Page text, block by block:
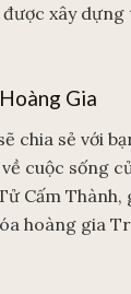
xây dựng
Gia
chia sẻ với
cuộc sống
Cấm Thành,
hoàng gia